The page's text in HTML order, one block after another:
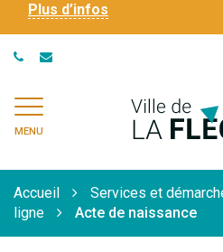
Plus d’infos
MENU
Accueil Services et
ligne
Acte de naissance